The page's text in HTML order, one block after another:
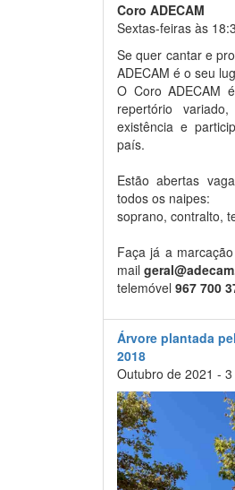
Coro ADECAM
Sextas-feiras às
Se quer cantar e
ADECAM é o seu
O Coro ADECAM
repertório
existência e
país.
Estão abertas
todos os naipes:
soprano, contralto,
Faça já a
mail
telemóvel 967 700
Árvore plantada
2018
Outubro de 2021 -